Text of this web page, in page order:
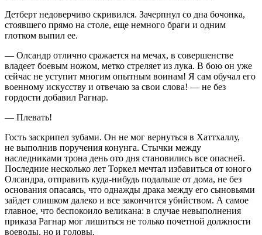
Детберт недоверчиво скривился. Зачерпнул со дна бочонка,
стоявшего прямо на столе, еще немного браги и одним
глотком выпил ее.
— Олсандр отлично сражается на мечах, в совершенстве
владеет боевым ножом, метко стреляет из лука. В бою он уже
сейчас не уступит многим опытным воинам! Я сам обучал его
военному искусству и отвечаю за свои слова! — не без
гордости добавил Рагнар.
— Плевать!
Гость заскрипел зубами. Он не мог вернуться в Хаттхаллу,
не выполнив поручения конунга. Стычки между
наследниками трона день ото дня становились все опасней.
Последние несколько лет Торкел мечтал избавиться от юного
Олсандра, отправить куда-нибудь подальше от дома, не без
основания опасаясь, что однажды драка между его сыновьями
зайдет слишком далеко и все закончится убийством. А самое
главное, что беспокоило великана: в случае невыполнения
приказа Рагнар мог лишиться не только почетной должности
воеводы, но и головы.